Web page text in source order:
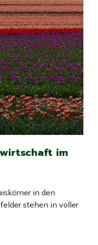
im
in den
stehen in voller